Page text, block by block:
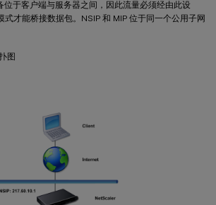
位于客户端与服务器之间，因此流量必须经由此设
式才能桥接数据包。NSIP 和 MIP 位于同一个公用子网
图